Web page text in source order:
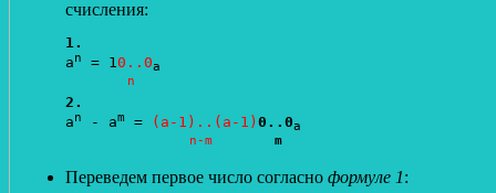
счисления:
1.
an = 1 0..0a
n
2.
an - am = (a-1)..(a-1) 0..0a
n-m
m
Переведем первое число согласно формуле 1: